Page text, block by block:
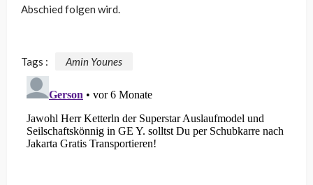
Abschied folgen wird.
Tags : Amin Younes